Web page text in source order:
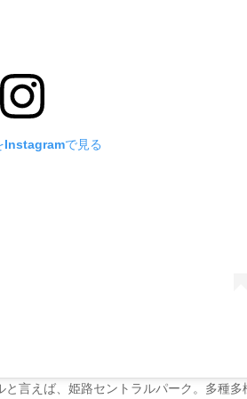
Instagramで見る
言えば、姫路セントラルパーク。多種多